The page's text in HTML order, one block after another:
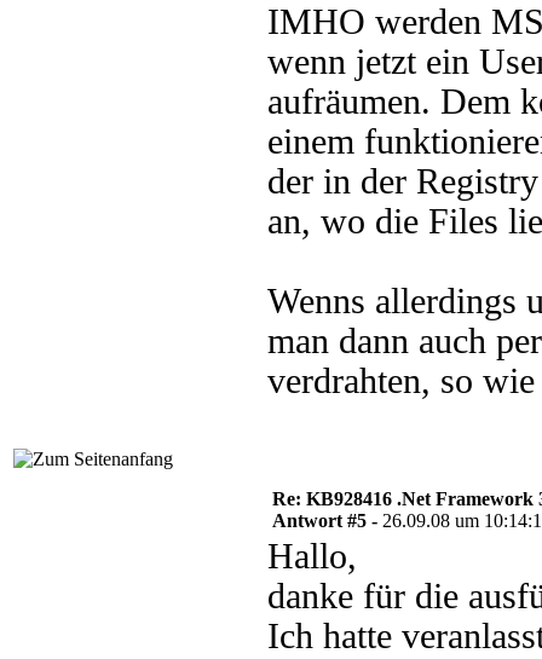
IMHO werden
wenn jetzt ein
aufräumen. Dem
einem
der in der
an, wo die Files
Wenns allerdings
man dann auch
verdrahten, so
Re: KB928416 .Net Framework
Antwort #5 - 26.09.08 um
Hallo,
danke für die
Ich hatte